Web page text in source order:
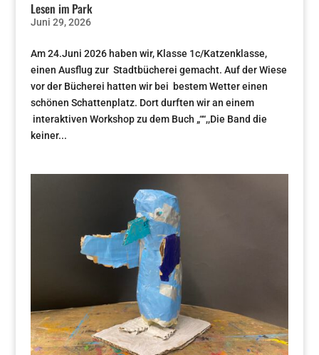
Lesen im Park
Juni 29, 2026
Am 24.Juni 2026 haben wir, Klasse 1c/Katzenklasse,
einen Ausflug zur Stadtbücherei gemacht. Auf der Wiese
vor der Bücherei hatten wir bei bestem Wetter einen
schönen Schattenplatz. Dort durften wir an einem
interaktiven Workshop zu dem Buch „““,,Die Band die
keiner...